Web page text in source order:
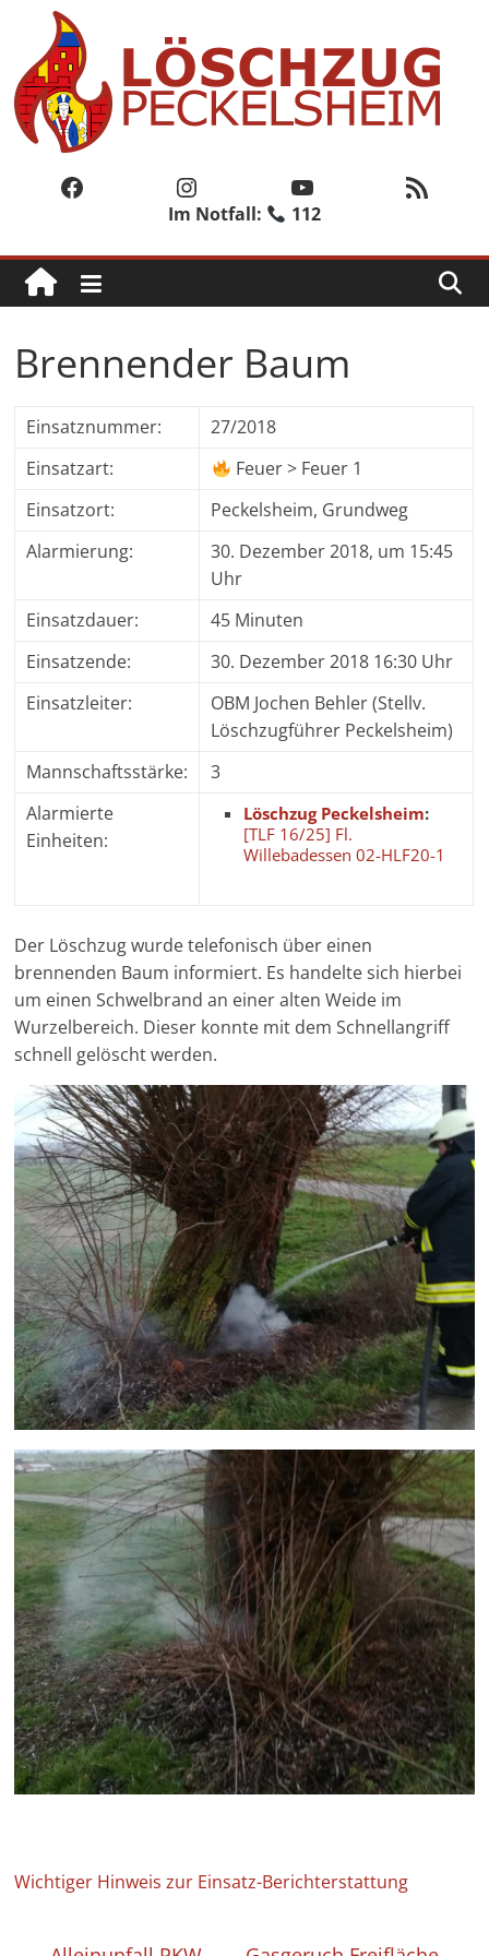
springen
Löschzug
Peckelsheim
Löschzug
der
Feuerwehr
der
Willebadessen
Facebook Instagram YouTube RSS-Feed
Im Notfall: 112
Brennender Baum
Einsatznummer:
27/2018
Einsatzart:
Feuer > Feuer 1
Einsatzort:
Peckelsheim, Grundweg
Alarmierung:
30. Dezember 2018, um 15:45
Uhr
Einsatzdauer:
45 Minuten
Einsatzende:
30. Dezember 2018 16:30 Uhr
Einsatzleiter:
OBM Jochen Behler (Stellv.
Löschzugführer Peckelsheim)
Mannschaftsstärke:
3
Alarmierte
Einheiten:
Löschzug Peckelsheim:
[TLF 16/25] Fl.
Willebadessen 02-HLF20-1
Der Löschzug wurde telefonisch über einen
brennenden Baum informiert. Es handelte sich hierbei
um einen Schwelbrand an einer alten Weide im
Wurzelbereich. Dieser konnte mit dem Schnellangriff
schnell gelöscht werden.
Wichtiger Hinweis zur Einsatz-Berichterstattung